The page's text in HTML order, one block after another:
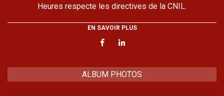
Heures respecte les directives de la CNIL.
EN SAVOIR PLUS
ALBUM PHOTOS